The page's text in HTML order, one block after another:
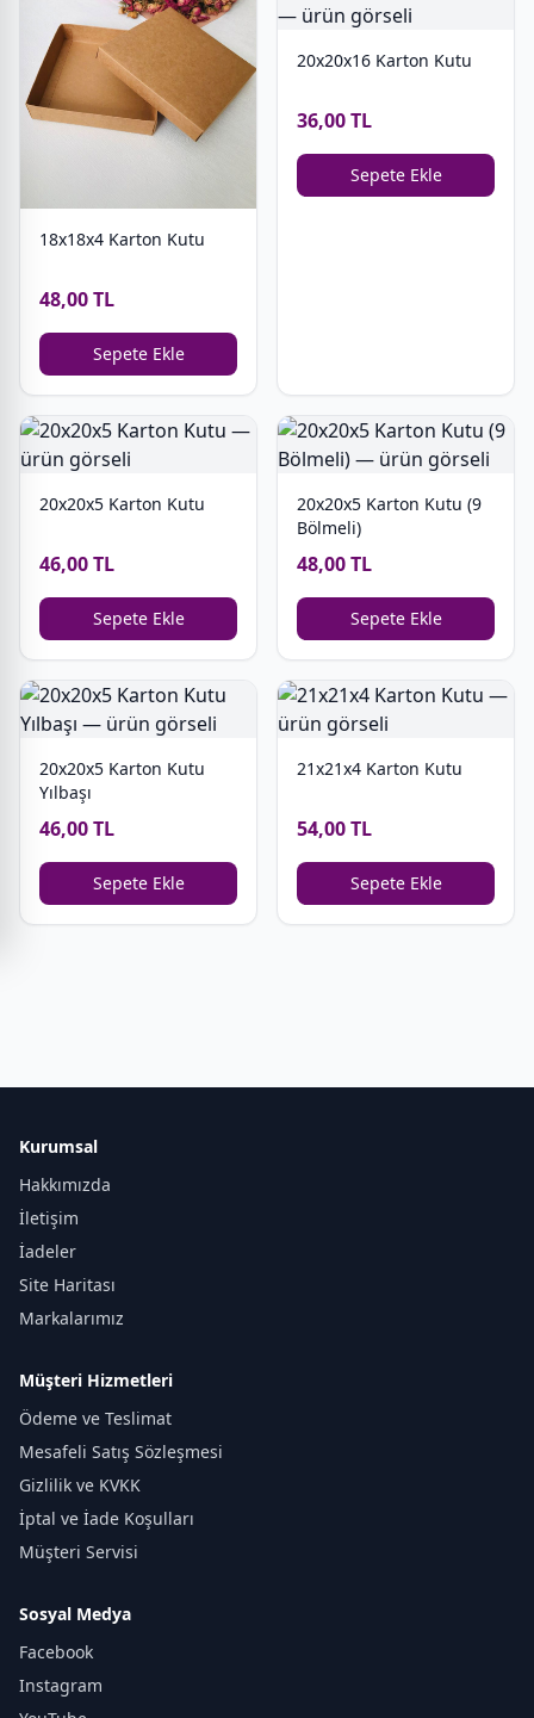
18x18x4 Karton Kutu
48,00 TL
Sepete Ekle
20x20x16 Karton Kutu
36,00 TL
Sepete Ekle
20x20x5 Karton Kutu
46,00 TL
Sepete Ekle
20x20x5 Karton Kutu (9
Bölmeli)
48,00 TL
Sepete Ekle
20x20x5 Karton Kutu
Yılbaşı
46,00 TL
Sepete Ekle
21x21x4 Karton Kutu
54,00 TL
Sepete Ekle
Kurumsal
Hakkımızda
İletişim
İadeler
Site Haritası
Markalarımız
Müşteri Hizmetleri
Ödeme ve Teslimat
Mesafeli Satış Sözleşmesi
Gizlilik ve KVKK
İptal ve İade Koşulları
Müşteri Servisi
Sosyal Medya
Facebook
Instagram